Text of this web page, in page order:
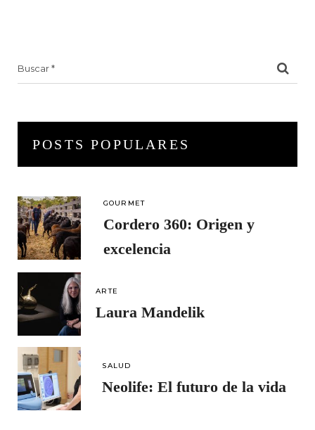
POSTS POPULARES
GOURMET
Cordero 360: Origen y
excelencia
ARTE
Laura Mandelik
SALUD
Neolife: El futuro de la vida